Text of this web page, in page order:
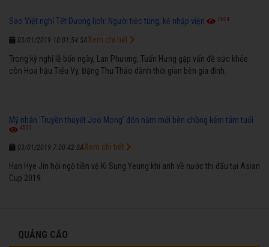
Sao Việt nghỉ Tết Dương lịch: Người tiệc tùng, kẻ nhập viện 7674
03/01/2019 10:01:54 SA
Trong kỳ nghỉ lễ bốn ngày, Lan Phương, Tuấn Hưng gặp vấn đề sức khỏe
còn Hoa hậu Tiểu Vy, Đặng Thu Thảo dành thời gian bên gia đình.
Xem chi tiết
Mỹ nhân 'Truyền thuyết Joo Mong' đón năm mới bên chồng kém tám tuổi
4501
03/01/2019 7:00:42 SA
Han Hye Jin hội ngộ tiền vệ Ki Sung Yeung khi anh về nước thi đấu tại Asian
Cup 2019.
Xem chi tiết
QUẢNG CÁO